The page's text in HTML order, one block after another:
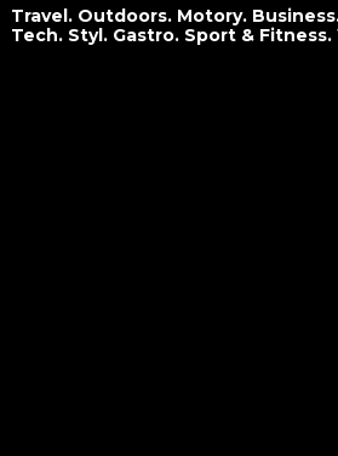
Travel. Outdoors. Motory.
Tech. Styl. Gastro. Sport &